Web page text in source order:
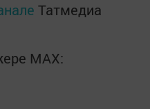
Татмедиа
MАХ: